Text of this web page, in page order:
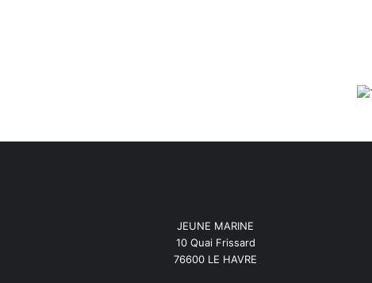
JEUNE MARINE
10 Quai Frissard
76600 LE HAVRE